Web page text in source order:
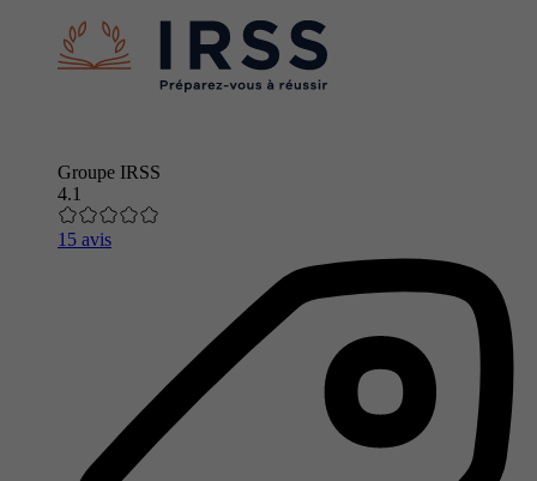
Groupe IRSS
4.1
15 avis